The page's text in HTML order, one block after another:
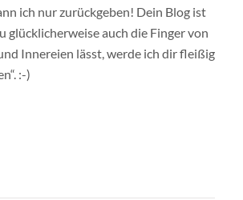
ich nur zurückgeben! Dein Blog ist
glücklicherweise auch die Finger von
Innereien lässt, werde ich dir fleißig
:-)